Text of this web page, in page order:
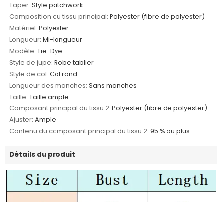
Taper: Style patchwork
Composition du tissu principal: Polyester (fibre de polyester)
Matériel: Polyester
Longueur: Mi-longueur
Modèle: Tie-Dye
Style de jupe: Robe tablier
Style de col: Col rond
Longueur des manches: Sans manches
Taille: Taille ample
Composant principal du tissu 2: Polyester (fibre de polyester)
Ajuster: Ample
Contenu du composant principal du tissu 2: 95 % ou plus
Détails du produit